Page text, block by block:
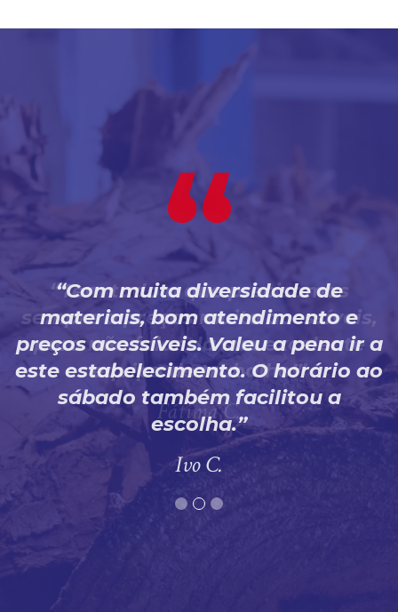
Com muita diversidade de
materiais, bom atendimento e
preços acessíveis. Valeu a pena ir a
este estabelecimento. O horário ao
sábado também facilitou a
escolha.
Ivo C.